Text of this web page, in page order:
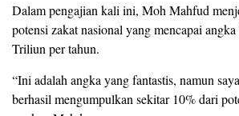
Dalam pengajian kali ini, Moh Mahfud
potensi zakat nasional yang mencapai
Triliun per tahun.
“Ini adalah angka yang fantastis, namun
berhasil mengumpulkan sekitar 10% dari